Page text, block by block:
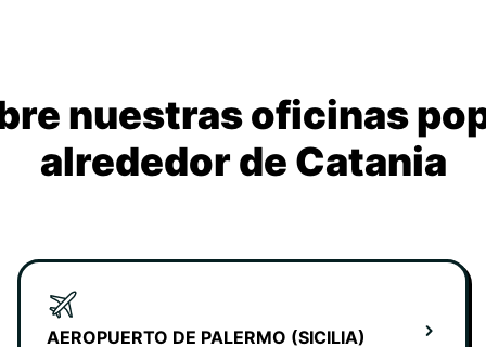
nuestras oficinas
alrededor de Catania
AEROPUERTO DE PALERMO (SICILIA)